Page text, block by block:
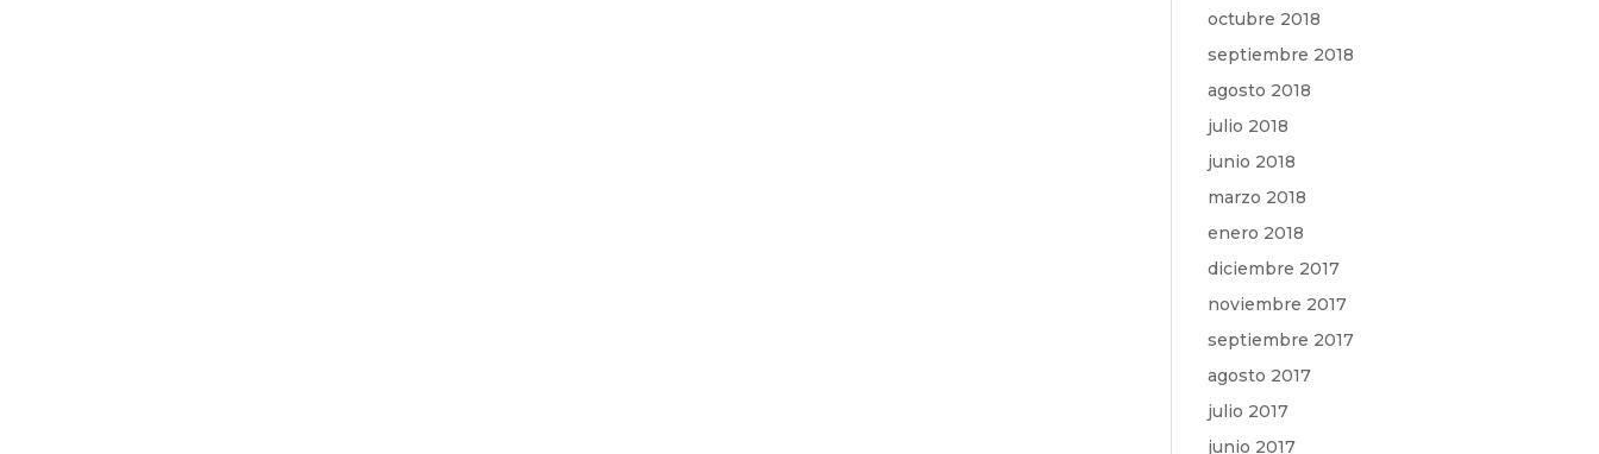
octubre 2018
septiembre 2018
agosto 2018
julio 2018
junio 2018
marzo 2018
enero 2018
diciembre 2017
noviembre 2017
septiembre 2017
agosto 2017
julio 2017
junio 2017